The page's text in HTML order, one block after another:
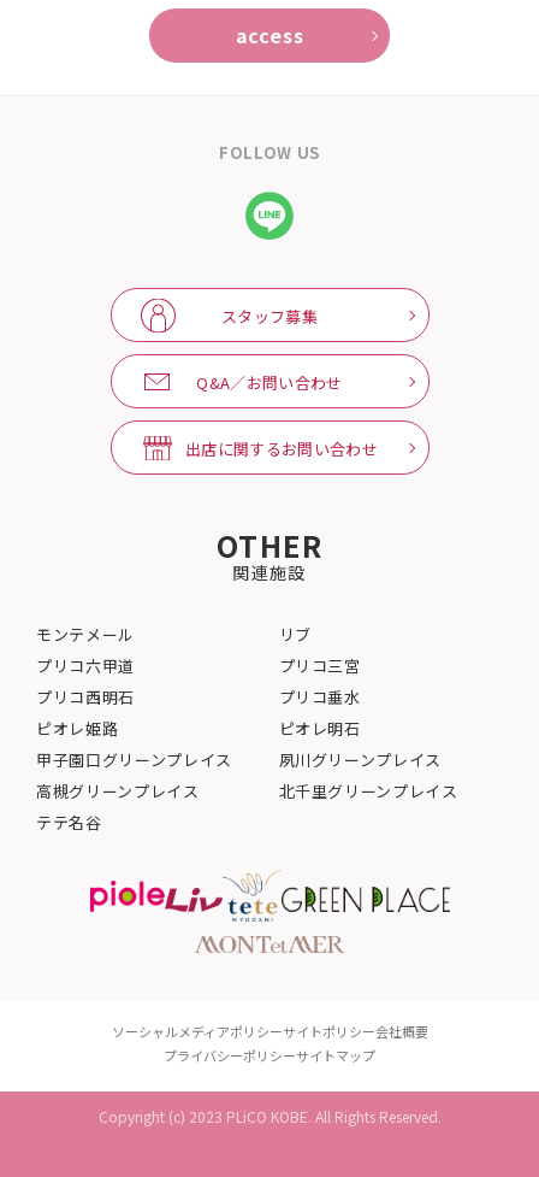
access
FOLLOW US
スタッフ募集
Q&A／お問い合わせ
出店に関するお問い合わせ
OTHER
関連施設
モンテメール
リブ
プリコ六甲道
プリコ三宮
プリコ西明石
プリコ垂水
ピオレ姫路
ピオレ明石
甲子園口グリーンプレイス
夙川グリーンプレイス
高槻グリーンプレイス
北千里グリーンプレイス
テテ名谷
ソーシャルメディアポリシーサイトポリシー会社概要
プライバシーポリシーサイトマップ
Copyright (c) 2023 PLiCO KOBE. All Rights Reserved.